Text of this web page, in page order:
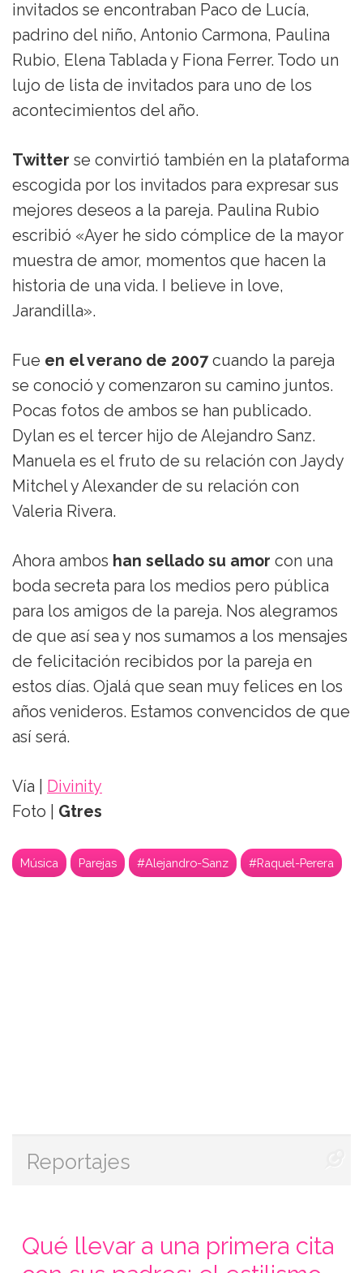
invitados se encontraban Paco de Lucía,
padrino del niño, Antonio Carmona, Paulina
Rubio, Elena Tablada y Fiona Ferrer. Todo un
lujo de lista de invitados para uno de los
acontecimientos del año.
Twitter se convirtió también en la plataforma
escogida por los invitados para expresar sus
mejores deseos a la pareja. Paulina Rubio
escribió «Ayer he sido cómplice de la mayor
muestra de amor, momentos que hacen la
historia de una vida. I believe in love,
Jarandilla».
Fue en el verano de 2007cuando la pareja
se conoció y comenzaron su camino juntos.
Pocas fotos de ambos se han publicado.
Dylan es el tercer hijo de Alejandro Sanz.
Manuela es el fruto de su relación con Jaydy
Mitchel y Alexander de su relación con
Valeria Rivera.
Ahora ambos han sellado su amor con una
boda secreta para los medios pero pública
para los amigos de la pareja. Nos alegramos
de que así sea y nos sumamos a los mensajes
de felicitación recibidos por la pareja en
estos días. Ojalá que sean muy felices en los
años venideros. Estamos convencidos de que
así será.
Vía | Divinity
Foto | Gtres
Música Parejas #Alejandro-Sanz #Raquel-Perera
Reportajes
Qué llevar a una primera cita